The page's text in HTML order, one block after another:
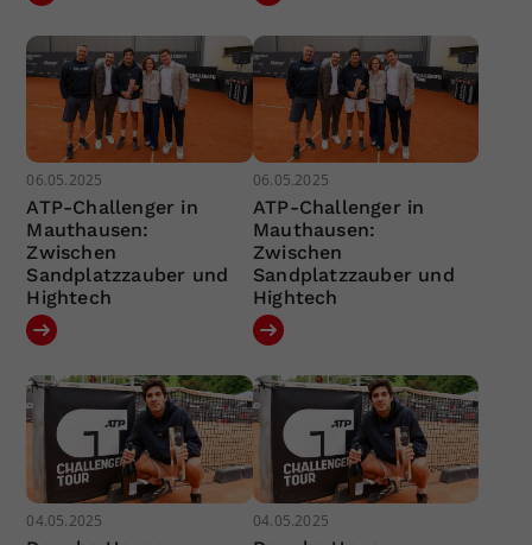
06.05.2025
ATP-Challenger in
Mauthausen:
Zwischen
Sandplatzzauber und
Hightech
06.05.2025
ATP-Challenger in
Mauthausen:
Zwischen
Sandplatzzauber und
Hightech
04.05.2025 04.05.2025